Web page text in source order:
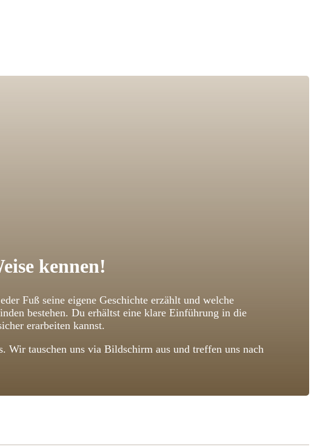
kennen!
Fuß seine eigene Geschichte erzählt und welche
bestehen. Du erhältst eine klare Einführung in die
erarbeiten kannst.
Wir tauschen uns via Bildschirm aus und treffen uns nach